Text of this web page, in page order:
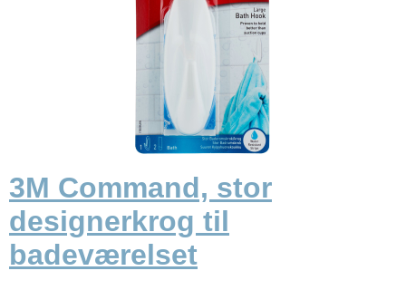
3M Command, stor
designerkrog til
badeværelset